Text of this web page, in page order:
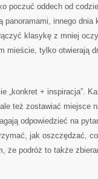
poczuć oddech od
panoramami, innego dnia
klasykę z mniej
mieście, tylko otwierają
„konkret + inspiracja”.
też zostawiać miejsce
odpowiedzieć na
jak oszczędzać,
że podróż to także